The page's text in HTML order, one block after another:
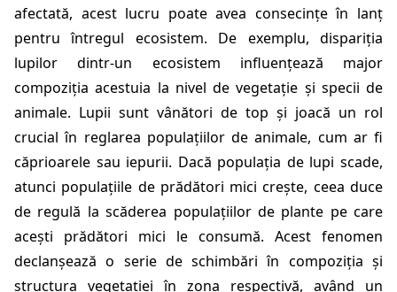
afectată, acest lucru poate avea consecințe în lanț
pentru întregul ecosistem. De exemplu, dispariția
lupilor dintr-un ecosistem influențează major
compoziția acestuia la nivel de vegetație și specii de
animale. Lupii sunt vânători de top și joacă un rol
crucial în reglarea populațiilor de animale, cum ar fi
căprioarele sau iepurii. Dacă populația de lupi scade,
atunci populațiile de prădători mici crește, ceea duce
de regulă la scăderea populațiilor de plante pe care
acești prădători mici le consumă. Acest fenomen
declanșează o serie de schimbări în compoziția și
structura vegetației în zona respectivă, având un